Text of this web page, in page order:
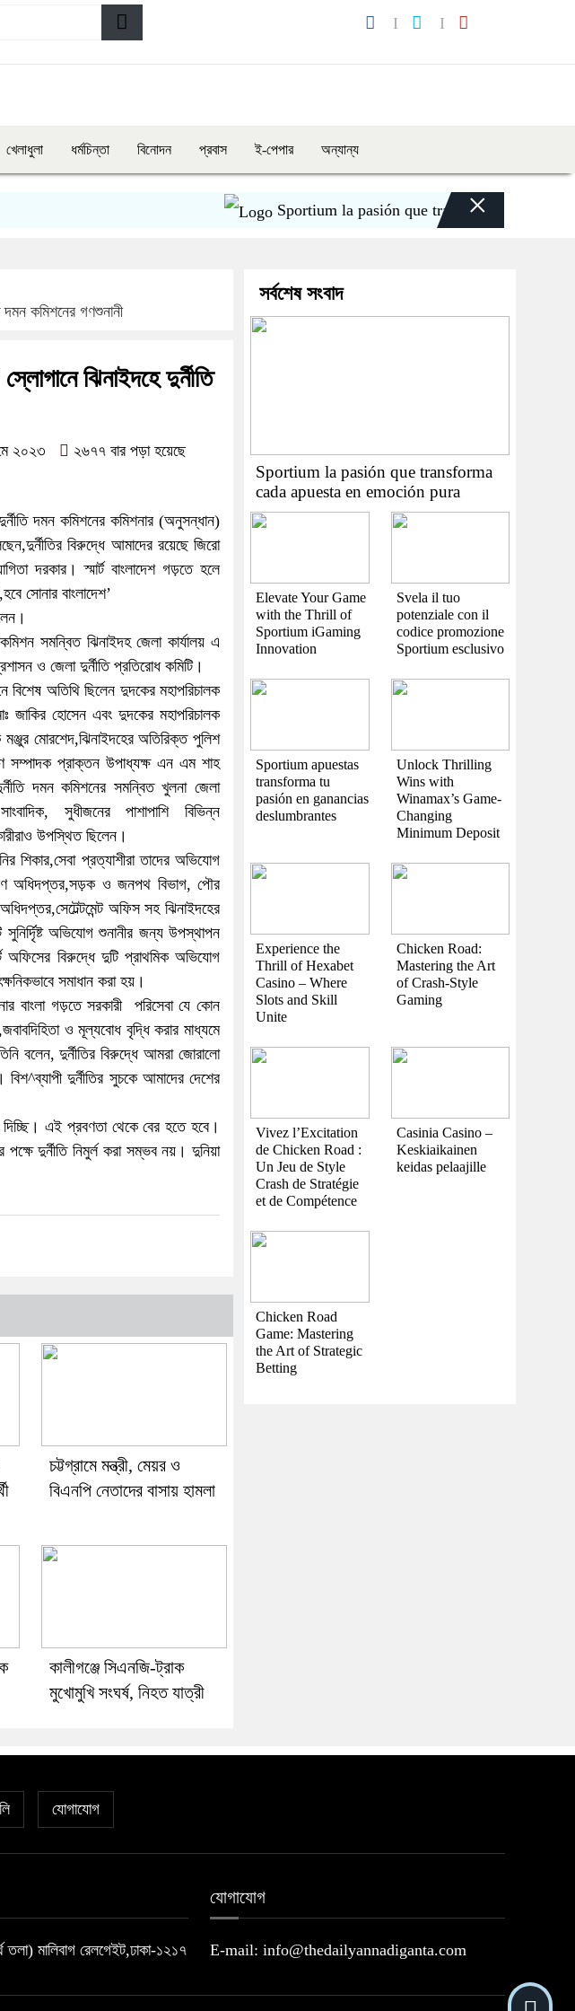
খেলাধুলা ধর্মচিন্তা বিনোদন প্রবাস ই-পেপার অন্যান্য
Sportium la pasión que transforma cada apuesta
×
দমন কমিশনের গণশুনানী
ঝিনাইদহে দুর্নীতি
২০২৩ ২৬৭৭ বার পড়া হয়েছে
দমন কমিশনের কমিশনার (অনুসন্ধান)
বিরুদ্ধে আমাদের রয়েছে জিরো
দরকার। স্মার্ট বাংলাদেশ গড়তে হলে
সোনার বাংলাদেশ’
সমন্বিত ঝিনাইদহ জেলা কার্যালয় এ
ও জেলা দুর্নীতি প্রতিরোধ কমিটি।
অতিথি ছিলেন দুদকের মহাপরিচালক
হোসেন এবং দুদকের মহাপরিচালক
মোরশেদ,ঝিনাইদহের অতিরিক্ত পুলিশ
সম্পাদক প্রাক্তন উপাধ্যক্ষ এন এম শাহ
দমন কমিশনের সমন্বিত খুলনা জেলা
সুধীজনের পাশাপাশি বিভিন্ন
উপস্থিত ছিলেন।
শিকার,সেবা প্রত্যাশীরা তাদের অভিযোগ
অধিদপ্তর,সড়ক ও জনপথ বিভাগ, পৌর
অফিস সহ ঝিনাইদহের
অভিযোগ শুনানীর জন্য উপস্থাপন
বিরুদ্ধে দুটি প্রাথমিক অভিযোগ
সমাধান করা হয়।
বাংলা গড়তে সরকারী পরিসেবা যে কোন
ও মূল্যবোধ বৃদ্ধি করার মাধ্যমে
বলেন, দুর্নীতির বিরুদ্ধে আমরা জোরালো
দুর্নীতির সুচকে আমাদের দেশের
এই প্রবণতা থেকে বের হতে হবে।
দুর্নীতি নিমুর্ল করা সম্ভব নয়। দুনিয়া
চট্টগ্রামে মন্ত্রী, মেয়র ও
বিএনপি নেতাদের বাসায় হামলা
কালীগঞ্জে সিএনজি-ট্রাক
মুখোমুখি সংঘর্ষ, নিহত যাত্রী
সর্বশেষ সংবাদ
Sportium la pasión que transforma
cada apuesta en emoción pura
Elevate Your Game
with the Thrill of
Sportium iGaming
Innovation
Svela il tuo
potenziale con il
codice promozione
Sportium esclusivo
Sportium apuestas
transforma tu
pasión en ganancias
deslumbrantes
Unlock Thrilling
Wins with
Winamax’s Game-
Changing
Minimum Deposit
Experience the
Thrill of Hexabet
Casino – Where
Slots and Skill
Unite
Chicken Road:
Mastering the Art
of Crash-Style
Gaming
Vivez l’Excitation
de Chicken Road :
Un Jeu de Style
Crash de Stratégie
et de Compétence
Casinia Casino –
Keskiaikainen
keidas pelaajille
Chicken Road
Game: Mastering
the Art of Strategic
Betting
যোগাযোগ
মালিবাগ রেলগেইট,ঢাকা-১২১৭
যোগাযোগ
E-mail: info@thedailyannadiganta.com